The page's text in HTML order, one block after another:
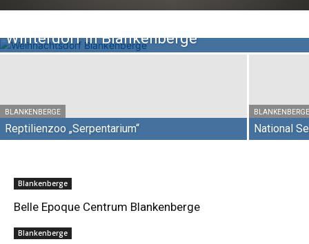
Winterdorf in Blankenberge
BLANKENBERGE
Reptilienzoo „Serpentarium“ National
Blankenberge
Belle Epoque Centrum Blankenberge
Blankenberge